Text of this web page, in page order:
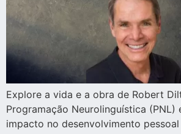
Explore a vida e a obra de Robert
Programação Neurolinguística (PNL)
impacto no desenvolvimento